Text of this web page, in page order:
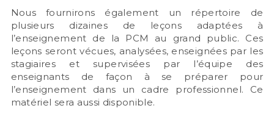
Nous fournirons également un répertoire de
plusieurs dizaines de leçons adaptées à
l’enseignement de la PCM au grand public. Ces
leçons seront vécues, analysées, enseignées par les
stagiaires et supervisées par l’équipe des
enseignants de façon à se préparer pour
l’enseignement dans un cadre professionnel. Ce
matériel sera aussi disponible.